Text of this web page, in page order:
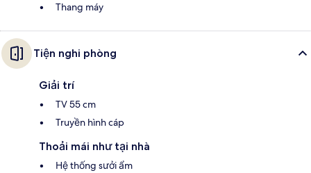
Thang máy
Tiện nghi phòng
Giải trí
TV 55 cm
Truyền hình cáp
Thoải mái như tại nhà
Hệ thống sưởi ẩm